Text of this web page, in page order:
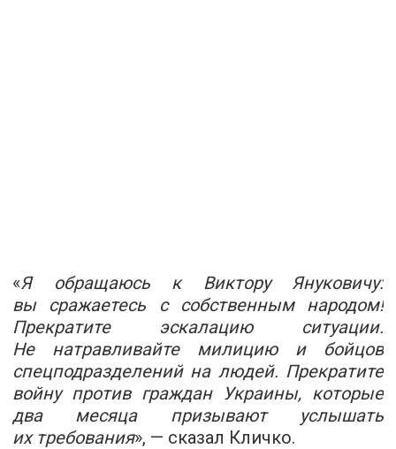
«Я обращаюсь к Виктору Януковичу:
вы сражаетесь с собственным народом!
Прекратите эскалацию ситуации.
Не натравливайте милицию и бойцов
спецподразделений на людей. Прекратите
войну против граждан Украины, которые
два месяца призывают услышать
их требования», — сказал Кличко.